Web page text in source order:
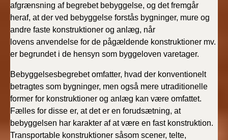
afgrænsning af begrebet bebyggelse, og det fremgår
heraf, at der ved bebyggelse forstås bygninger, mure og
andre faste konstruktioner og anlæg, når
lovens anvendelse for de pågældende konstruktioner mv.
er begrundet i de hensyn som byggeloven varetager.
Bebyggelsesbegrebet omfatter, hvad der konventionelt
betragtes som bygninger, men også mere utraditionelle
former for konstruktioner og anlæg kan være omfattet.
Fælles for disse er, at det er en forudsætning, at
bebyggelsen har karakter af at være en fast konstruktion.
Transportable konstruktioner såsom scener, telte,